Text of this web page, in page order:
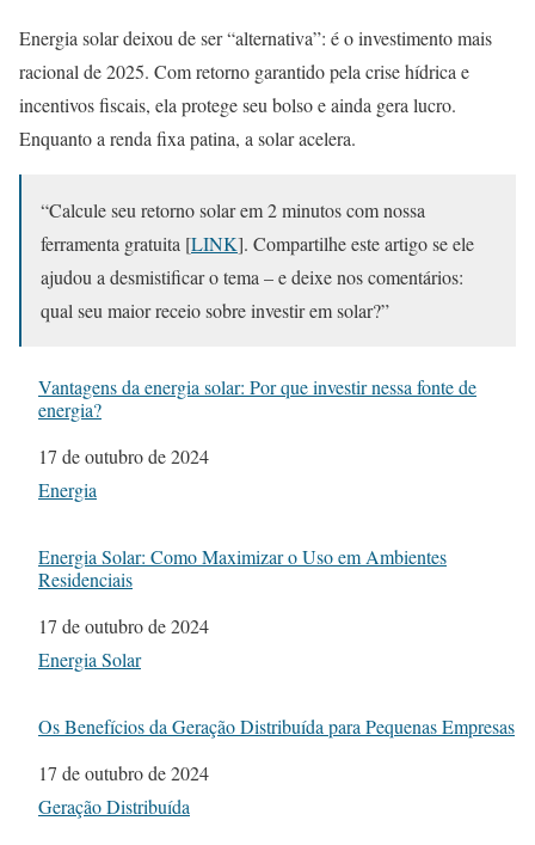
Energia solar deixou de ser “alternativa”: é o investimento mais
racional de 2025. Com retorno garantido pela crise hídrica e
incentivos fiscais, ela protege seu bolso e ainda gera lucro.
Enquanto a renda fixa patina, a solar acelera.
“Calcule seu retorno solar em 2 minutos com nossa
ferramenta gratuita [LINK]. Compartilhe este artigo se ele
ajudou a desmistificar o tema – e deixe nos comentários:
qual seu maior receio sobre investir em solar?”
Vantagens da energia solar: Por que investir nessa fonte de
energia?
Data
17 de outubro de 2024
Em relação a
Energia
Energia Solar: Como Maximizar o Uso em Ambientes
Residenciais
Data
17 de outubro de 2024
Em relação a
Energia Solar
Os Benefícios da Geração Distribuída para Pequenas Empresas
Data
17 de outubro de 2024
Em relação a
Geração Distribuída